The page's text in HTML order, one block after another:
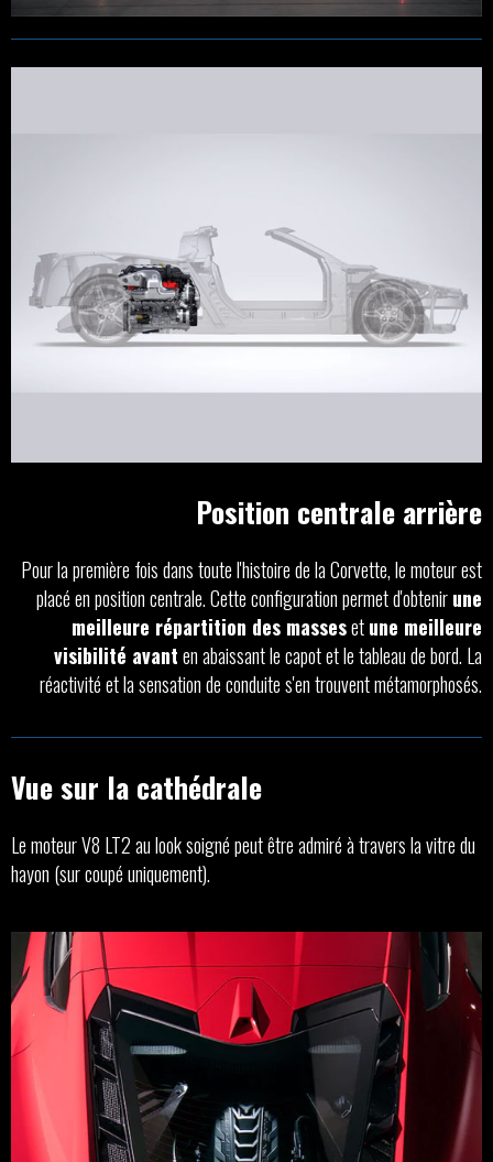
Position centrale arrière
Pour la première fois dans toute l'histoire de la Corvette, le moteur est
placé en position centrale. Cette configuration permet d'obtenirune
meilleure répartition des massesetune meilleure
visibilité avanten abaissant le capot et le tableau de bord. La
réactivité et la sensation de conduite s'en trouvent métamorphosés.
Vue sur la cathédrale
Le moteur V8 LT2 au look soigné peut être admiré à travers la vitre du
hayon (sur coupé uniquement).